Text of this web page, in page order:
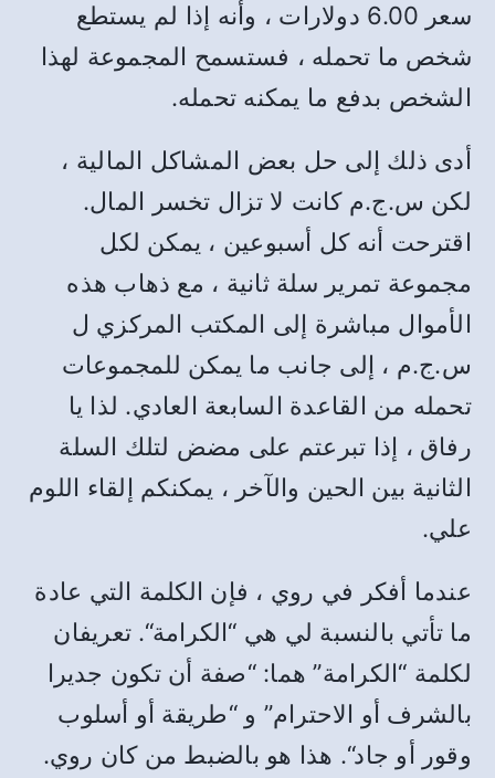
سعر
دولارات ، وأنه إذا لم يستطع
شخص ما تحمله ، فستسمح المجموعة لهذا
الشخص بدفع ما يمكنه تحمله.
أدى ذلك إلى حل بعض المشاكل المالية ،
لكن س.ج.م كانت لا تزال تخسر المال.
اقترحت أنه كل أسبوعين ، يمكن لكل
مجموعة تمرير سلة ثانية ، مع ذهاب هذه
الأموال مباشرة إلى المكتب المركزي ل
س.ج.م ، إلى جانب ما يمكن للمجموعات
تحمله من القاعدة السابعة العادي. لذا يا
رفاق ، إذا تبرعتم على مضض لتلك السلة
الثانية بين الحين والآخر ، يمكنكم إلقاء اللوم
علي.
عندما أفكر في روي ، فإن الكلمة التي عادة
ما تأتي بالنسبة لي هي “الكرامة“. تعريفان
لكلمة “الكرامة” هما: “صفة أن تكون جديرا
بالشرف أو الاحترام” و “طريقة أو أسلوب
وقور أو جاد“. هذا هو بالضبط من كان روي.